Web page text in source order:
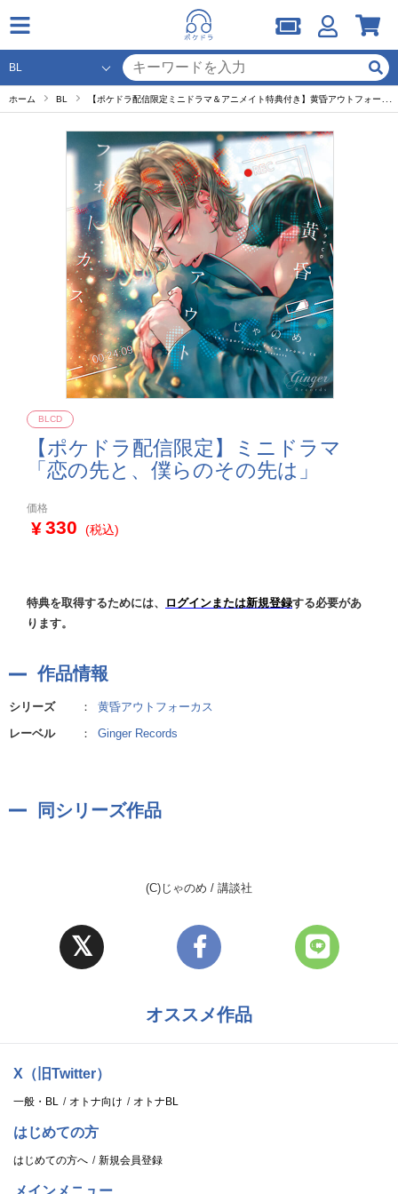
ホーム BL 【ポケドラ配信限定ミニドラマ＆アニメイト特典付き】黄昏アウトフォーカス セット
【ポケドラ配信限定】ミニドラマ
「恋の先と、僕らのその先は」
BLCD
価格
330 (税込)
特典を取得するためには、 ログインまたは新規登録する必要があ
ります。
作品情報
シリーズ ：
黄昏アウトフォーカス
レーベル
： Ginger Records
同シリーズ作品
(C)じゃのめ / 講談社
オススメ作品
X（旧Twitter）
一般・BL オトナ向け オトナBL
はじめての方
はじめての方へ 新規会員登録
メインメニュー